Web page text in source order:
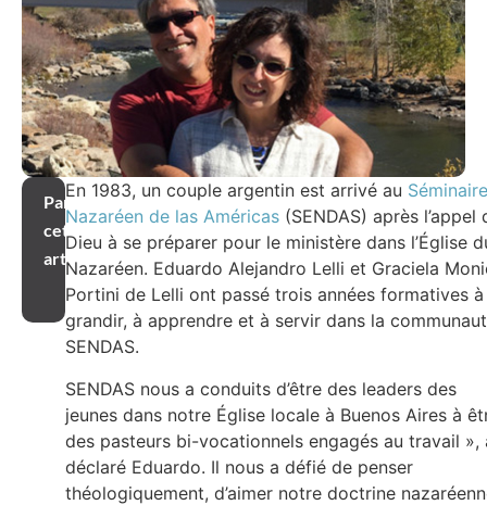
Partager
cet
article
En 1983, un couple argentin est arrivé au Séminaire
Nazaréen de las Américas (SENDAS) après l’appel
Dieu à se préparer pour le ministère dans l’Église
Nazaréen. Eduardo Alejandro Lelli et Graciela
Portini de Lelli ont passé trois années formatives à
grandir, à apprendre et à servir dans la
SENDAS.
SENDAS nous a conduits d’être des leaders des
jeunes dans notre Église locale à Buenos Aires à
des pasteurs bi-vocationnels engagés au travail »,
déclaré Eduardo. Il nous a défié de penser
théologiquement, d’aimer notre doctrine